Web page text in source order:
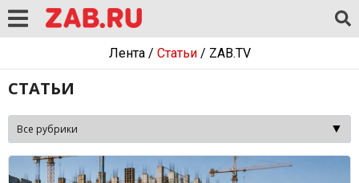
Лента/ Статьи/ ZAB.TV
СТАТЬИ